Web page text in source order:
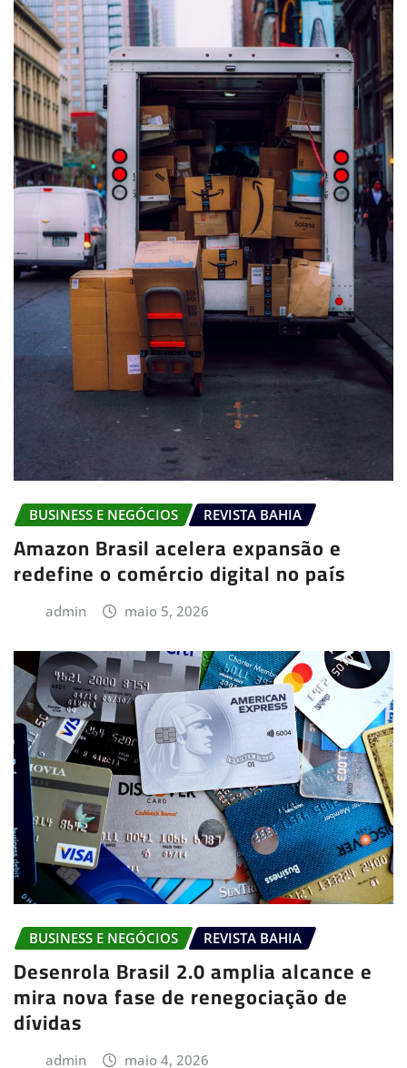
BUSINESS E NEGÓCIOS REVISTA BAHIA
Amazon Brasil acelera expansão e
redefine o comércio digital no país
admin maio 5, 2026
BUSINESS E NEGÓCIOS REVISTA BAHIA
Desenrola Brasil 2.0 amplia alcance e
mira nova fase de renegociação de
dívidas
admin maio 4, 2026